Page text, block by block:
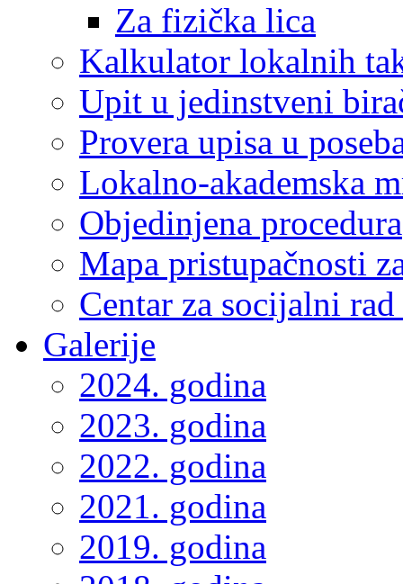
Za fizička lica
Kalkulator lokalnih
Upit u jedinstveni
Provera upisa u
Lokalno-akademska
Objedinjena procedura
Mapa pristupačnosti
Centar za socijalni
Galerije
2024. godina
2023. godina
2022. godina
2021. godina
2019. godina